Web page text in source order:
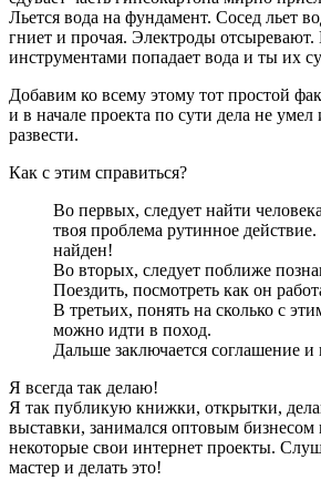
Льется вода на фундамент. Сосед льет
гниет и прочая. Электроды
инструментами попадает вода и ты их
Добавим ко всему этому тот простой
и в начале проекта по сути дела не
развести.
Как с этим справиться?
Во первых, следует найти
твоя проблема рутинное
найден!
Во вторых, следует поближе
Поездить, посмотреть как он
В третьих, понять на сколько с
можно идти в поход.
Дальше заключается соглашение и
Я всегда так делаю!
Я так публикую книжки, открытки,
выставки, занимался оптовым бизнесом
некоторые свои интернет проекты.
мастер и делать это!